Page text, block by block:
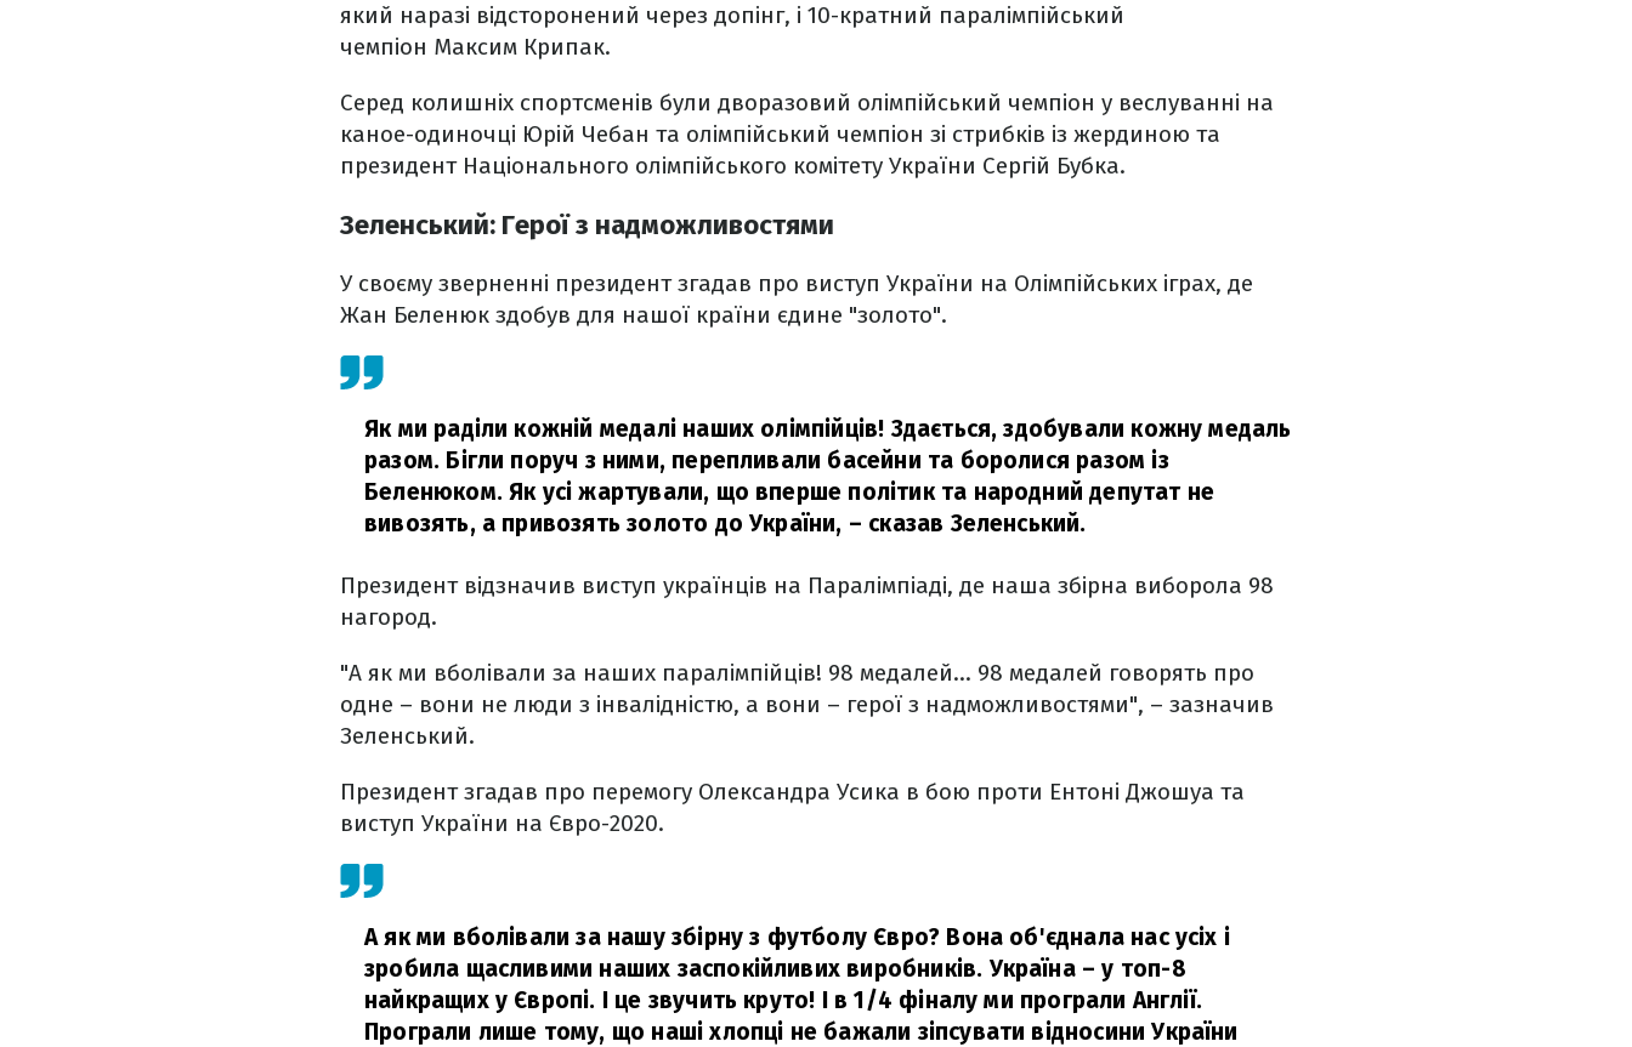
який наразі відсторонений через допінг, і 10-кратний паралімпійський
чемпіон Максим Крипак.
Серед колишніх спортсменів були дворазовий олімпійський чемпіон у веслуванні на
каное-одиночці Юрій Чебан та олімпійський чемпіон зі стрибків із жердиною та
президент Національного олімпійського комітету України Сергій Бубка.
Зеленський: Герої з надможливостями
У своєму зверненні президент згадав про виступ України на Олімпійських іграх, де
Жан Беленюк здобув для нашої країни єдине "золото".
Як ми раділи кожній медалі наших олімпійців! Здається, здобували кожну медаль
разом. Бігли поруч з ними, перепливали басейни та боролися разом із
Беленюком. Як усі жартували, що вперше політик та народний депутат не
вивозять, а привозять золото до України, – сказав Зеленський.
Президент відзначив виступ українців на Паралімпіаді, де наша збірна виборола 98
нагород.
"А як ми вболівали за наших паралімпійців! 98 медалей… 98 медалей говорять про
одне – вони не люди з інвалідністю, а вони – герої з надможливостями", – зазначив
Зеленський.
Президент згадав про перемогу Олександра Усика в бою проти Ентоні Джошуа та
виступ України на Євро-2020.
А як ми вболівали за нашу збірну з футболу Євро? Вона об'єднала нас усіх і
зробила щасливими наших заспокійливих виробників. Україна – у топ-8
найкращих у Європі. І це звучить круто! І в 1/4 фіналу ми програли Англії.
Програли лише тому, що наші хлопці не бажали зіпсувати відносини України